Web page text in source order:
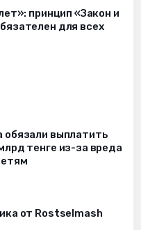
принцип «Закон и
для всех
обязали выплатить
тенге из-за вреда
от Rostselmash